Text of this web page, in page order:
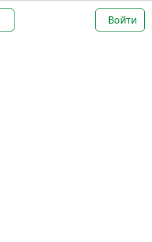
Войти